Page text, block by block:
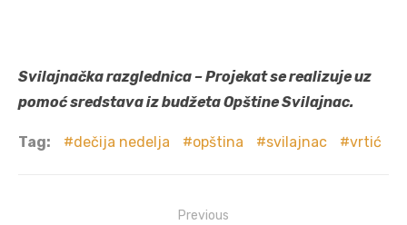
Svilajnačka razglednica – Projekat se realizuje uz
pomoć sredstava iz budžeta Opštine Svilajnac.
Tag: dečija nedelja opština svilajnac vrtić
Previous